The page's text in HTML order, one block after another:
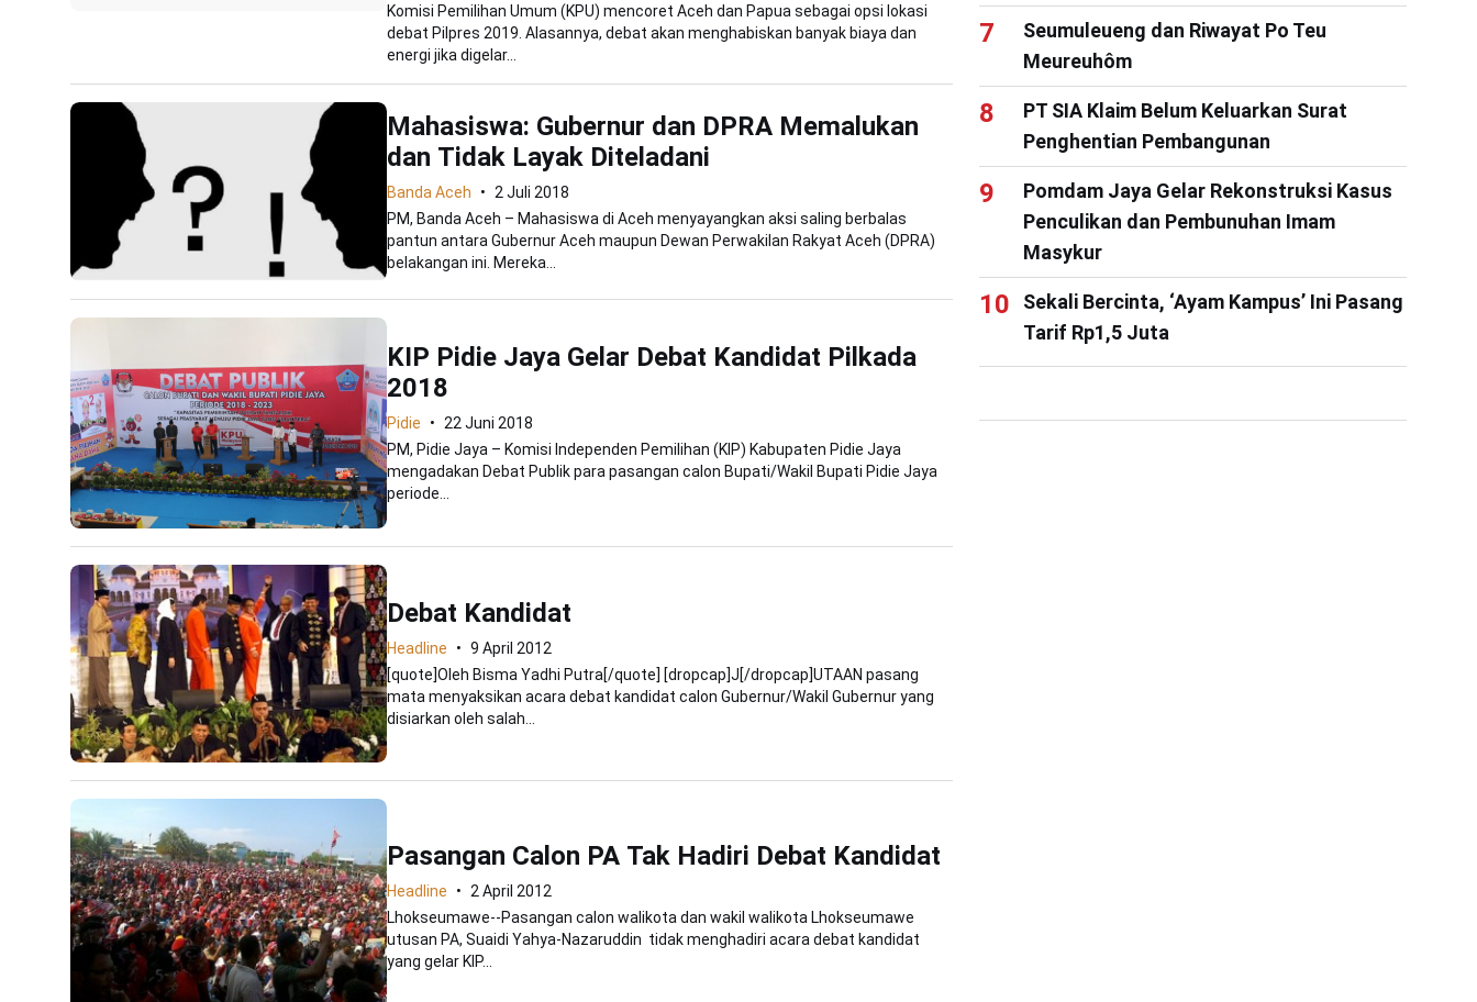
Komisi Pemilihan Umum (KPU) mencoret Aceh dan Papua sebagai opsi lokasi
debat Pilpres 2019. Alasannya, debat akan menghabiskan banyak biaya dan
energi jika digelar...
Mahasiswa: Gubernur dan DPRA Memalukan
dan Tidak Layak Diteladani
Banda Aceh
2 Juli 2018
PM, Banda Aceh – Mahasiswa di Aceh menyayangkan aksi saling berbalas
pantun antara Gubernur Aceh maupun Dewan Perwakilan Rakyat Aceh (DPRA)
belakangan ini. Mereka...
KIP Pidie Jaya Gelar Debat Kandidat Pilkada
2018
Pidie
22 Juni 2018
PM, Pidie Jaya – Komisi Independen Pemilihan (KIP) Kabupaten Pidie Jaya
mengadakan Debat Publik para pasangan calon Bupati/Wakil Bupati Pidie Jaya
periode...
Debat Kandidat
Headline
9 April 2012
[quote]Oleh Bisma Yadhi Putra[/quote] [dropcap]J[/dropcap]UTAAN pasang
mata menyaksikan acara debat kandidat calon Gubernur/Wakil Gubernur yang
disiarkan oleh salah...
Pasangan Calon PA Tak Hadiri Debat Kandidat
Headline
2 April 2012
Lhokseumawe--Pasangan calon walikota dan wakil walikota Lhokseumawe
utusan PA, Suaidi Yahya-Nazaruddin tidak menghadiri acara debat kandidat
yang gelar KIP...
Seumuleueng dan Riwayat Po Teu
Meureuhôm
PT SIA Klaim Belum Keluarkan Surat
Penghentian Pembangunan
Pomdam Jaya Gelar Rekonstruksi Kasus
Penculikan dan Pembunuhan Imam
Masykur
Sekali Bercinta, ‘Ayam Kampus’ Ini Pasang
Tarif Rp1,5 Juta